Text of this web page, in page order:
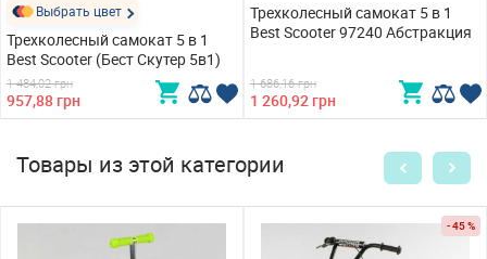
Выбрать цвет
Трехколесный самокат 5 в 1
Best Scooter (Бест Скутер 5в1)
1 484,02 грн
957,88 грн
Трехколесный самокат 5 в 1
Best Scooter 97240 Абстракция
1 686,16 грн
1 260,92 грн
Товары из этой категории
- 45 %